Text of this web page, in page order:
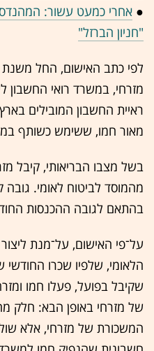
●
"חניון הברזל"
מזרחי, במשרד רואי החשבון
ראיית החשבון המובילים
מאור חמו, ששימש כשותף
בשל מצבו הבריאותי, קיבל
מהמוסד לביטוח לאומי.
בהתאם לגובה ההכנסות
על־פי האישום, על־מנת
הלאומי, שלפיו שכרו
של מזרחי באופן הבא: חלק
המשכורת של מזרחי, אלא